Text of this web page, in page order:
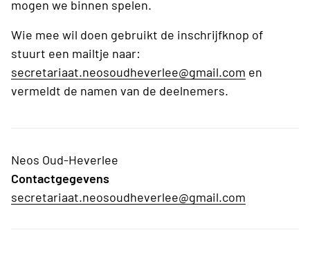
mogen we binnen spelen.
Wie mee wil doen gebruikt de inschrijfknop of
stuurt een mailtje naar:
secretariaat.neosoudheverlee@gmail.com en
vermeldt de namen van de deelnemers.
Neos Oud-Heverlee
Contactgegevens
secretariaat.neosoudheverlee@gmail.com